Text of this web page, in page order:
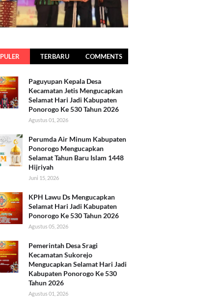
TERBARU COMMENTS
Paguyupan Kepala Desa
Kecamatan Jetis Mengucapkan
Selamat Hari Jadi Kabupaten
Ponorogo Ke 530 Tahun 2026
Agustus 01, 2026
Perumda Air Minum Kabupaten
Ponorogo Mengucapkan
Selamat Tahun Baru Islam 1448
Hijriyah
Juni 15, 2026
KPH Lawu Ds Mengucapkan
Selamat Hari Jadi Kabupaten
Ponorogo Ke 530 Tahun 2026
Agustus 05, 2026
Pemerintah Desa Sragi
Kecamatan Sukorejo
Mengucapkan Selamat Hari Jadi
Kabupaten Ponorogo Ke 530
Tahun 2026
Agustus 01, 2026